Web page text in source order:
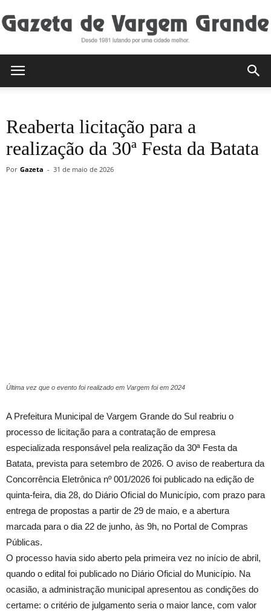
de
Reaberta licitação para a
realização da 30ª Festa da Batata
Por Gazeta - 31 de maio de 2026
Última vez que o evento foi realizado em Vargem foi em 2024
A Prefeitura Municipal de Vargem Grande do Sul reabriu o
processo de licitação para a contratação de empresa
especializada responsável pela realização da 30ª Festa da
Batata, prevista para setembro de 2026. O aviso de reabertura da
Concorrência Eletrônica nº 001/2026 foi publicado na edição de
quinta-feira, dia 28, do Diário Oficial do Município, com prazo para
entrega de propostas a partir de 29 de maio, e a abertura
marcada para o dia 22 de junho, às 9h, no Portal de Compras
Públicas.
O processo havia sido aberto pela primeira vez no início de abril,
quando o edital foi publicado no Diário Oficial do Município. Na
ocasião, a administração municipal apresentou as condições do
certame: o critério de julgamento seria o maior lance, com valor